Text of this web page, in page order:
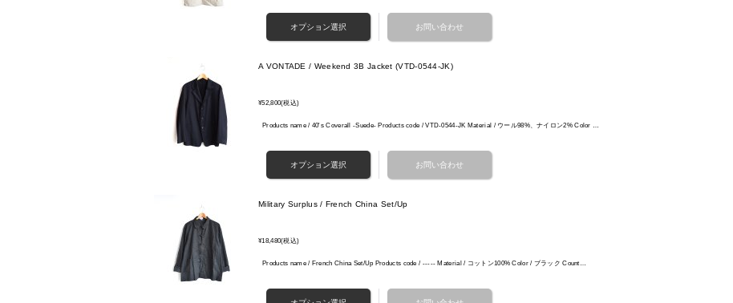
A VONTADE / Weekend 3B Jacket (VTD-0544-JK)
¥52,800(税込)
Products name / 40's Coverall -Suede- Products code / VTD-0544-JK Material / ウール98%、ナイロン2% Color …
Military Surplus / French China Set/Up
¥18,480(税込)
Products name / French China Set/Up Products code / ----- Material / コットン100% Color / ブラック Count…